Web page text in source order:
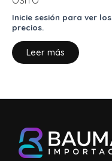
Inicie sesión para ver los
precios.
Leer más